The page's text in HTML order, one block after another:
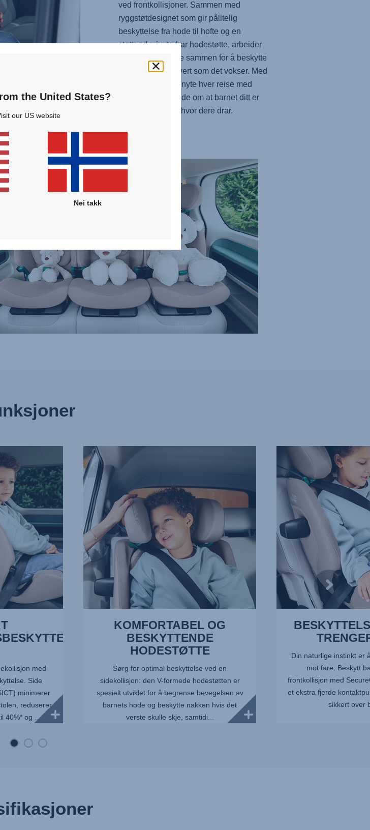
ved frontkollisjoner. Sammen med
ryggstøtdesignet som gir pålitelig
beskyttelse fra hode til hofte og en
støttende, justerbar hodestøtte, arbeider
disse funksjonene sammen for å beskytte
barnet ditt etter hvert som det vokser. Med
kan du nyte hver reise med
trygghet, vel vitende om at barnet ditt er
beskyttet uansett hvor dere drar.
med
Side
minimerer
reduserer
40%* og ...
KOMFORTABEL
OG
BESKYTTENDE
HODESTØTTE,
av
9
KOMFORTABEL OG
BESKYTTENDE
HODESTØTTE
Sørg for optimal beskyttelse ved en
sidekollisjon: den V-formede hodestøtten er
spesielt utviklet for å begrense bevegelsen av
barnets hode og beskytte nakken hvis det
verste skulle skje, samtidi...
BESKYTTELSE
DET
TRENGER
MEST,
av
9
Din naturlige instinkt er
mot fare. Beskytt
frontkollisjon med
et ekstra fjerde
sikkert over
the United States?
our US website
Nei takk